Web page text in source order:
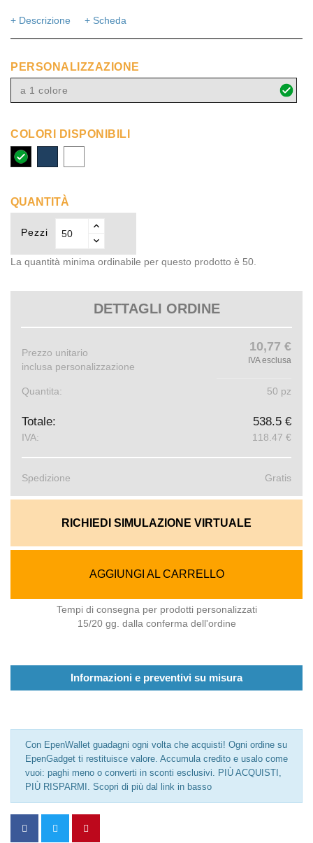
+ Descrizione + Scheda
PERSONALIZZAZIONE
a 1 colore
COLORI DISPONIBILI
nero
QUANTITÀ
Pezzi
La quantità minima ordinabile per questo prodotto è 50.
DETTAGLI ORDINE
Prezzo unitario
inclusa personalizzazione
10,77 €
IVA esclusa
Quantita: 50 pz
Totale: 538.5 €
IVA: 118.47 €
Spedizione Gratis
RICHIEDI SIMULAZIONE VIRTUALE
AGGIUNGI AL CARRELLO
Tempi di consegna per prodotti personalizzati
15/20 gg. dalla conferma dell'ordine
Informazioni e preventivi su misura
Con EpenWallet guadagni ogni volta che acquisti! Ogni ordine su
EpenGadget ti restituisce valore. Accumula credito e usalo come
vuoi: paghi meno o converti in sconti esclusivi. PIÙ ACQUISTI,
PIÙ RISPARMI. Scopri di più dal link in basso